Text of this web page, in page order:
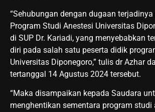
“Sehubungan dengan dugaan
Program Studi Anestesi Universitas
di SUP Dr. Kariadi, yang menyebabkan
diri pada salah satu peserta didik
Universitas Diponegoro,” tulis dr Azhar
tertanggal 14 Agustus 2024 tersebut.
“Maka disampaikan kepada Saudara
menghentikan sementara program studi